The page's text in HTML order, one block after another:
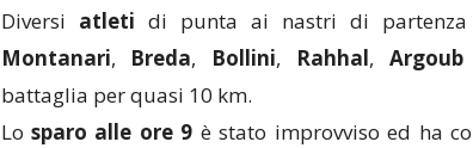
Diversi atleti di punta ai nastri di
Montanari, Breda, Bollini, Rahhal,Argoub
battaglia per quasi 10 km.
Lo sparo alle ore 9 è stato improvviso ed ha